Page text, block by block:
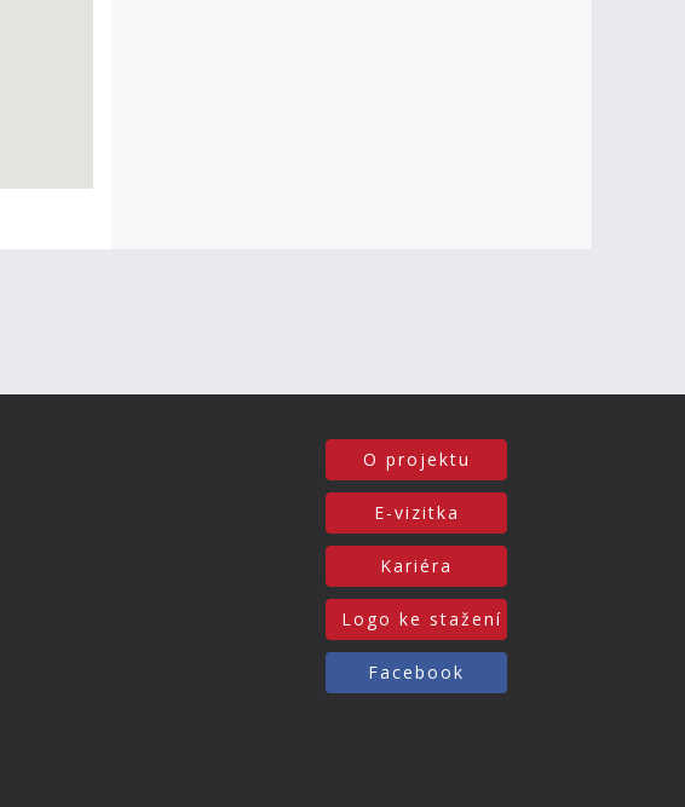
O projektu
E-vizitka
Kariéra
Logo ke stažení
Facebook